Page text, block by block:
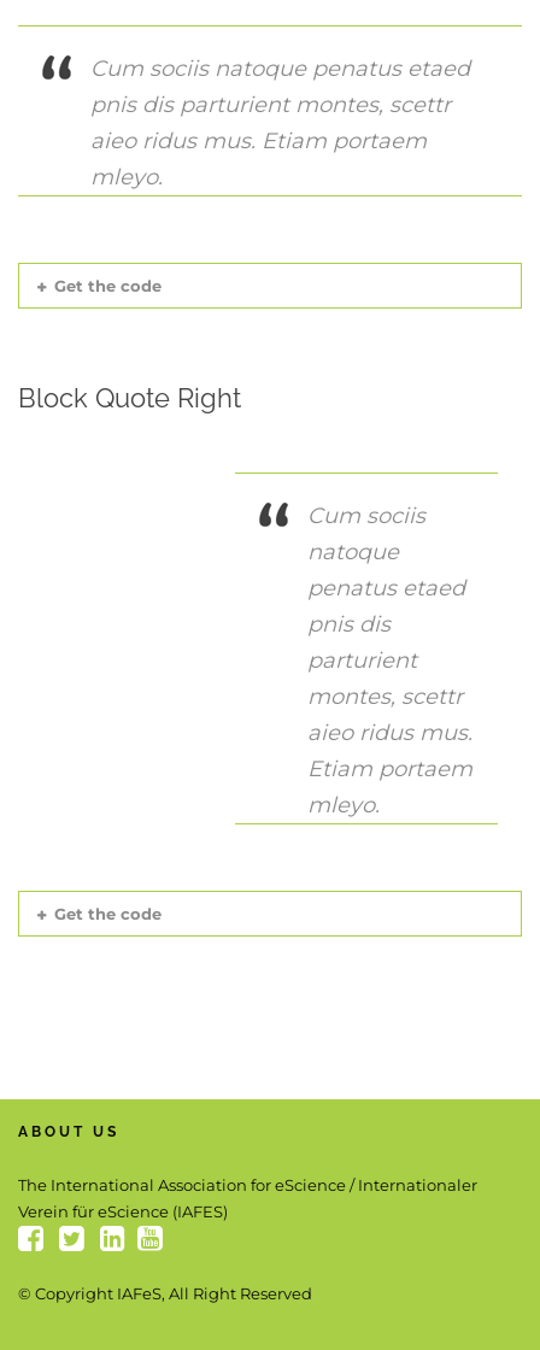
Cum sociis natoque penatus etaed
pnis dis parturient montes, scettr
aieo ridus mus. Etiam portaem
mleyo.
Get the code
Block Quote Right
Cum sociis
natoque
penatus etaed
pnis dis
parturient
montes, scettr
aieo ridus mus.
Etiam portaem
mleyo.
Get the code
ABOUT US
The International Association for eScience / Internationaler
Verein für eScience (IAFES)
© Copyright IAFeS, All Right Reserved